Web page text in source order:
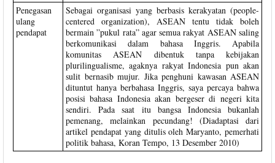
Penegasan
ulang
pendapat
Sebagai organisasi yang berbasis kerakyatan (people-
centered organization), ASEAN tentu tidak boleh
bermain ”pukul rata” agar semua rakyat ASEAN saling
berkomunikasi dalam bahasa Inggris. Apabila
komunitas ASEAN dibentuk tanpa kebijakan
plurilingualisme, agaknya rakyat Indonesia pun akan
sulit bernasib mujur. Jika penghuni kawasan ASEAN
dituntut hanya berbahasa Inggris, saya percaya bahwa
posisi bahasa Indonesia akan bergeser di negeri kita
sendiri. Pada saat itu bangsa Indonesia bukanlah
pemenang, melainkan pecundang! (Diadaptasi dari
artikel pendapat yang ditulis oleh Maryanto, pemerhati
politik bahasa, Koran Tempo, 13 Desember 2010)